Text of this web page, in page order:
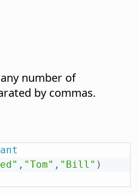
number of
by commas.
, "Tom" , "Bill" )